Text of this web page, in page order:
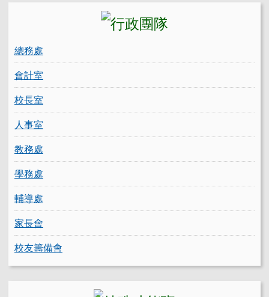
總務處
會計室
校長室
人事室
教務處
學務處
輔導處
家長會
校友籌備會